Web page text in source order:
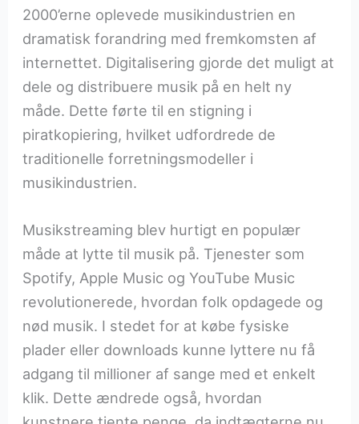
2000’erne oplevede musikindustrien en
dramatisk forandring med fremkomsten af
internettet. Digitalisering gjorde det muligt at
dele og distribuere musik på en helt ny
måde. Dette førte til en stigning i
piratkopiering, hvilket udfordrede de
traditionelle forretningsmodeller i
musikindustrien.
Musikstreaming blev hurtigt en populær
måde at lytte til musik på. Tjenester som
Spotify, Apple Music og YouTube Music
revolutionerede, hvordan folk opdagede og
nød musik. I stedet for at købe fysiske
plader eller downloads kunne lyttere nu få
adgang til millioner af sange med et enkelt
klik. Dette ændrede også, hvordan